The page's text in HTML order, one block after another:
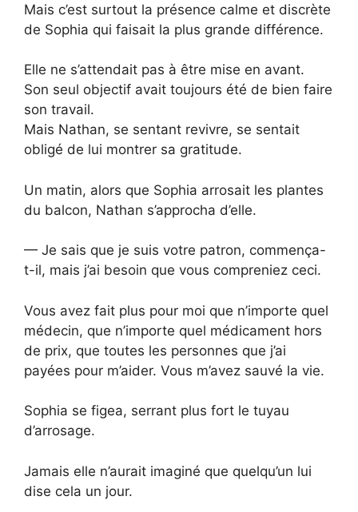
Mais c’est surtout la présence calme et discrète
de Sophia qui faisait la plus grande différence.
Elle ne s’attendait pas à être mise en avant.
Son seul objectif avait toujours été de bien faire
son travail.
Mais Nathan, se sentant revivre, se sentait
obligé de lui montrer sa gratitude.
Un matin, alors que Sophia arrosait les plantes
du balcon, Nathan s’approcha d’elle.
— Je sais que je suis votre patron, commença-
t-il, mais j’ai besoin que vous compreniez ceci.
Vous avez fait plus pour moi que n’importe quel
médecin, que n’importe quel médicament hors
de prix, que toutes les personnes que j’ai
payées pour m’aider. Vous m’avez sauvé la vie.
Sophia se figea, serrant plus fort le tuyau
d’arrosage.
Jamais elle n’aurait imaginé que quelqu’un lui
dise cela un jour.